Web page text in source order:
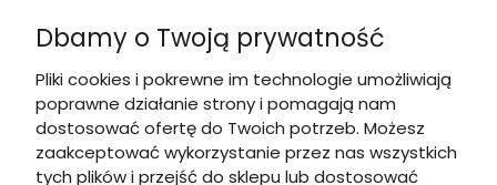
Kontakt
Informacje
Dbamy o Twoją prywatność
Pliki cookies i pokrewne im technologie umożliwiają
poprawne działanie strony i pomagają nam
dostosować ofertę do Twoich potrzeb. Możesz
zaakceptować wykorzystanie przez nas wszystkich
tych plików i przejść do sklepu lub dostosować